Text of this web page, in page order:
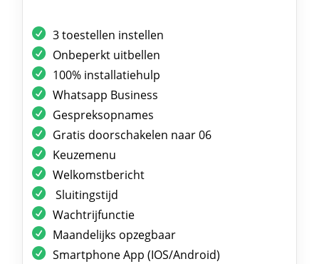
3 toestellen instellen
Onbeperkt uitbellen
100% installatiehulp
Whatsapp Business
Gespreksopnames
Gratis doorschakelen naar 06
Keuzemenu
Welkomstbericht
Sluitingstijd
Wachtrijfunctie
Maandelijks opzegbaar
Smartphone App (IOS/Android)